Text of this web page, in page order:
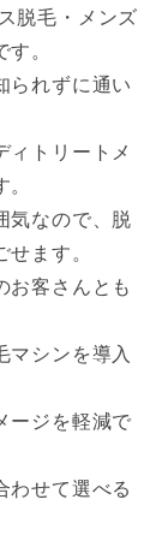
脱毛・メンズ
。
られずに通い
ィトリートメ
気なので、脱
ます。
お客さんとも
マシンを導入
ージを軽減で
わせて選べる